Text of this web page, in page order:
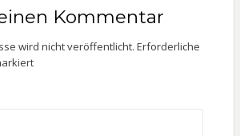
Kommentar
wird nicht veröffentlicht. Erforderliche